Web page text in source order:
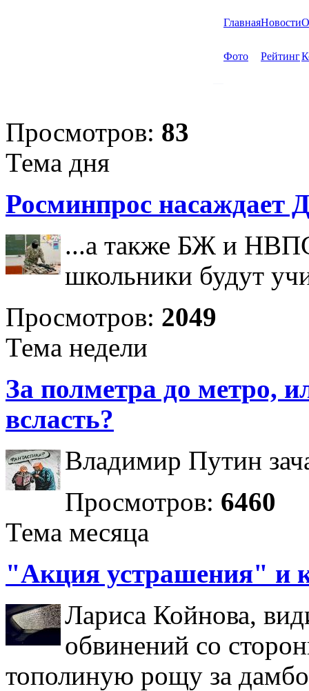
ГлавнаяНовости
Фото Рейтинг
Просмотров: 83
Тема дня
Росминпрос насаждает
...а также БЖ и НВПС
школьники будут
Просмотров: 2049
Тема недели
За полметра до метро,
всласть?
Владимир Путин
Просмотров: 6460
Тема месяца
"Акция устрашения" и
Лариса Койнова,
обвинений со
тополиную рощу за